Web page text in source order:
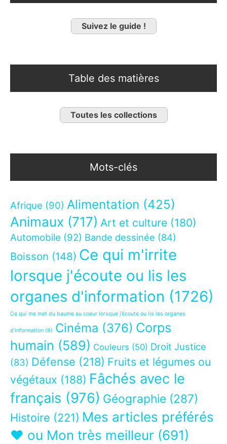
Suivez le guide !
Table des matières
Toutes les collections
Mots-clés
Afrique (90) Alimentation (425)
Animaux (717) Art et culture (180)
Automobile (92) Bande dessinée (84)
Boisson (148) Ce qui m'irrite
lorsque j'écoute ou lis les
organes d'information (1726)
Ce qui me met du baume au coeur lorsque j’écoute ou lis les organes
d’information (9) Cinéma (376) Corps
humain (589) Couleurs (50) Droit Justice
(83) Défense (218) Fruits et légumes ou
végétaux (188) Fâchés avec le
français (976) Géographie (287)
Histoire (221) Mes articles préférés
❤ ou Mon très meilleur (691)